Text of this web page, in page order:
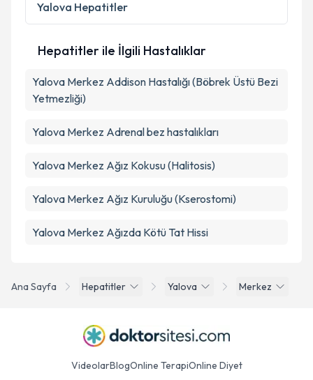
kapsamda işlenmesini kabul ediyorum.
Takvim Talebini Gönder
Ana Sayfa Hepatitler Yalova Merkez
Yalova Hepatitler
Hepatitler ile İlgili Hastalıklar
Yalova Merkez Addison Hastalığı (Böbrek Üstü Bezi
Yetmezliği)
Yalova Merkez Adrenal bez hastalıkları
Yalova Merkez Ağız Kokusu (Halitosis)
Yalova Merkez Ağız Kuruluğu (Kserostomi)
Yalova Merkez Ağızda Kötü Tat Hissi
VideolarBlogOnline TerapiOnline Diyet